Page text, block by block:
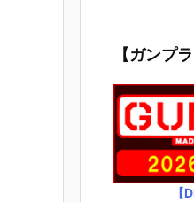
【ガンプ
【